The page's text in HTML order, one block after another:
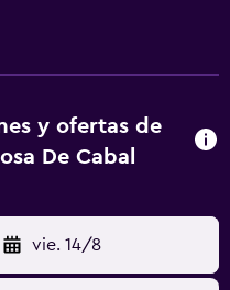
están equipados con
lluvia. Los huéspedes
Los servicios para las
con llamadas
Es posible
y ofertas de
De Cabal
vie. 14/8